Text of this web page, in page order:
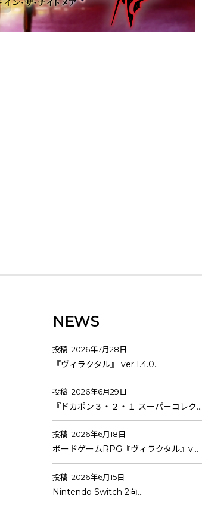
NEWS
投稿: 2026年7月28日
『ヴィラクタル』 ver.1.4.0…
投稿: 2026年6月29日
『ドカポン３・２・１ スーパーコレク…
投稿: 2026年6月18日
ボードゲームRPG『ヴィラクタル』v…
投稿: 2026年6月15日
Nintendo Switch 2向…